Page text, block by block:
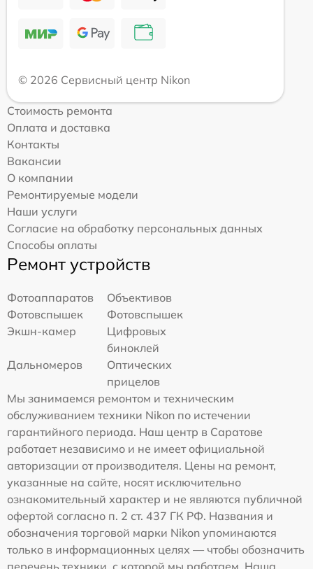
© 2026 Сервисный центр Nikon
Стоимость ремонта
Оплата и доставка
Контакты
Вакансии
О компании
Ремонтируемые модели
Наши услуги
Согласие на обработку персональных данных
Способы оплаты
Ремонт устройств
Фотоаппаратов
Объективов
Фотовспышек
Фотовспышек
Экшн-камер
Цифровых
биноклей
Дальномеров
Оптических
прицелов
Мы занимаемся ремонтом и техническим
обслуживанием техники Nikon по истечении
гарантийного периода. Наш центр в Саратове
работает независимо и не имеет официальной
авторизации от производителя. Цены на ремонт,
указанные на сайте, носят исключительно
ознакомительный характер и не являются публичной
офертой согласно п. 2 ст. 437 ГК РФ. Названия и
обозначения торговой марки Nikon упоминаются
только в информационных целях — чтобы обозначить